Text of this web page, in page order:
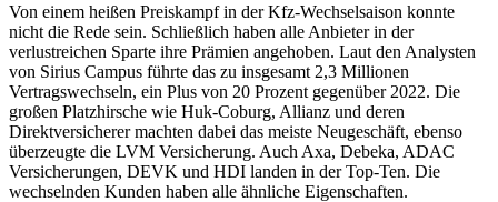
Von einem heißen Preiskampf in der Kfz-Wechselsaison konnte
nicht die Rede sein. Schließlich haben alle Anbieter in der
verlustreichen Sparte ihre Prämien angehoben. Laut den Analysten
von Sirius Campus führte das zu insgesamt 2,3 Millionen
Vertragswechseln, ein Plus von 20 Prozent gegenüber 2022. Die
großen Platzhirsche wie Huk-Coburg, Allianz und deren
Direktversicherer machten dabei das meiste Neugeschäft, ebenso
überzeugte die LVM Versicherung. Auch Axa, Debeka, ADAC
Versicherungen, DEVK und HDI landen in der Top-Ten. Die
wechselnden Kunden haben alle ähnliche Eigenschaften.